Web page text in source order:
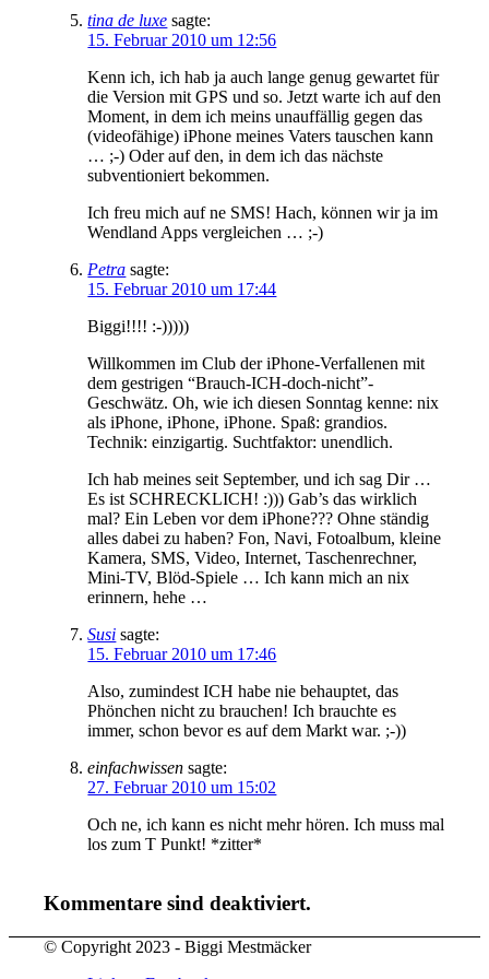
tina de luxe sagte:
15. Februar 2010 um 12:56
Kenn ich, ich hab ja auch lange genug gewartet für
die Version mit GPS und so. Jetzt warte ich auf den
Moment, in dem ich meins unauffällig gegen das
(videofähige) iPhone meines Vaters tauschen kann
… ;-) Oder auf den, in dem ich das nächste
subventioniert bekommen.
Ich freu mich auf ne SMS! Hach, können wir ja im
Wendland Apps vergleichen … ;-)
Petra sagte:
15. Februar 2010 um 17:44
Biggi!!!! :-)))))
Willkommen im Club der iPhone-Verfallenen mit
dem gestrigen “Brauch-ICH-doch-nicht”-
Geschwätz. Oh, wie ich diesen Sonntag kenne: nix
als iPhone, iPhone, iPhone. Spaß: grandios.
Technik: einzigartig. Suchtfaktor: unendlich.
Ich hab meines seit September, und ich sag Dir …
Es ist SCHRECKLICH! :))) Gab’s das wirklich
mal? Ein Leben vor dem iPhone??? Ohne ständig
alles dabei zu haben? Fon, Navi, Fotoalbum, kleine
Kamera, SMS, Video, Internet, Taschenrechner,
Mini-TV, Blöd-Spiele … Ich kann mich an nix
erinnern, hehe …
Susi sagte:
15. Februar 2010 um 17:46
Also, zumindest ICH habe nie behauptet, das
Phönchen nicht zu brauchen! Ich brauchte es
immer, schon bevor es auf dem Markt war. ;-))
einfachwissen sagte:
27. Februar 2010 um 15:02
Och ne, ich kann es nicht mehr hören. Ich muss mal
los zum T Punkt! *zitter*
Kommentare sind deaktiviert.
© Copyright 2023 - Biggi Mestmäcker